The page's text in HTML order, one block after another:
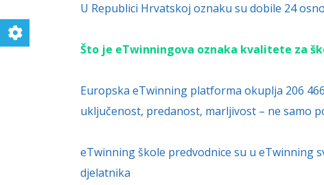
U Republici Hrvatskoj oznaku su dobile 24
Što je eTwinningova oznaka kvalitete za
Europska eTwinning platforma okuplja 206
uključenost, predanost, marljivost – ne samo
eTwinning škole predvodnice su u eTwinning
djelatnika